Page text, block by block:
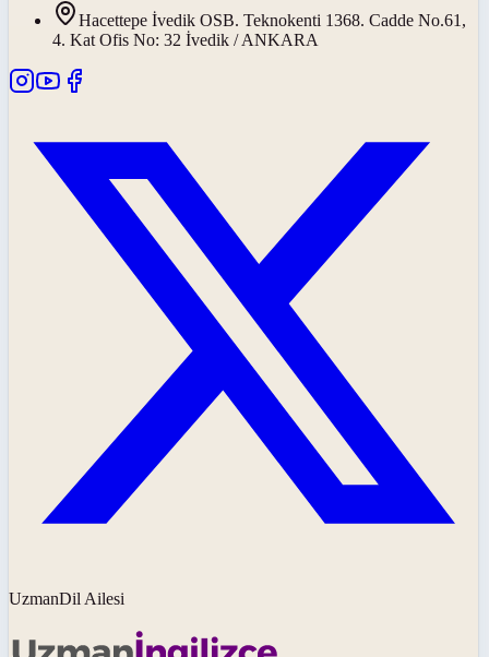
Hacettepe İvedik OSB. Teknokenti 1368. Cadde No.61,
4. Kat Ofis No: 32 İvedik / ANKARA
UzmanDil Ailesi